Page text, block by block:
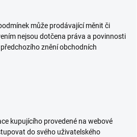
může prodávající měnit či
nejsou dotčena práva a povinnosti
znění obchodních
kupujícího provedené na webové
do svého uživatelského